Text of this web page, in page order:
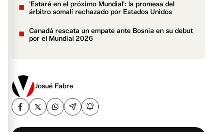
'Estaré en el próximo Mundial': la promesa del
árbitro somalí rechazado por Estados Unidos
Canadá rescata un empate ante Bosnia en su debut
por el Mundial 2026
Josué Fabre